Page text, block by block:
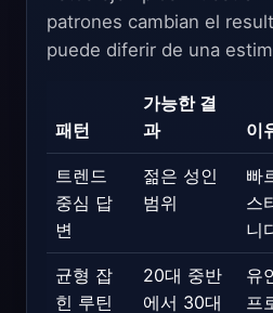
patrones cambian el
puede diferir de una
패턴
가능한 결
과
이
트렌드
중심 답
변
젊은 성인
범위
빠
스
니
균형 잡
힌 루틴
20대 중반
에서 30대
유
프